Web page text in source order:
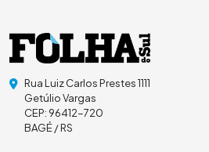
Rua Luiz Carlos Prestes 1111
Getúlio Vargas
CEP: 96412-720
BAGÉ / RS